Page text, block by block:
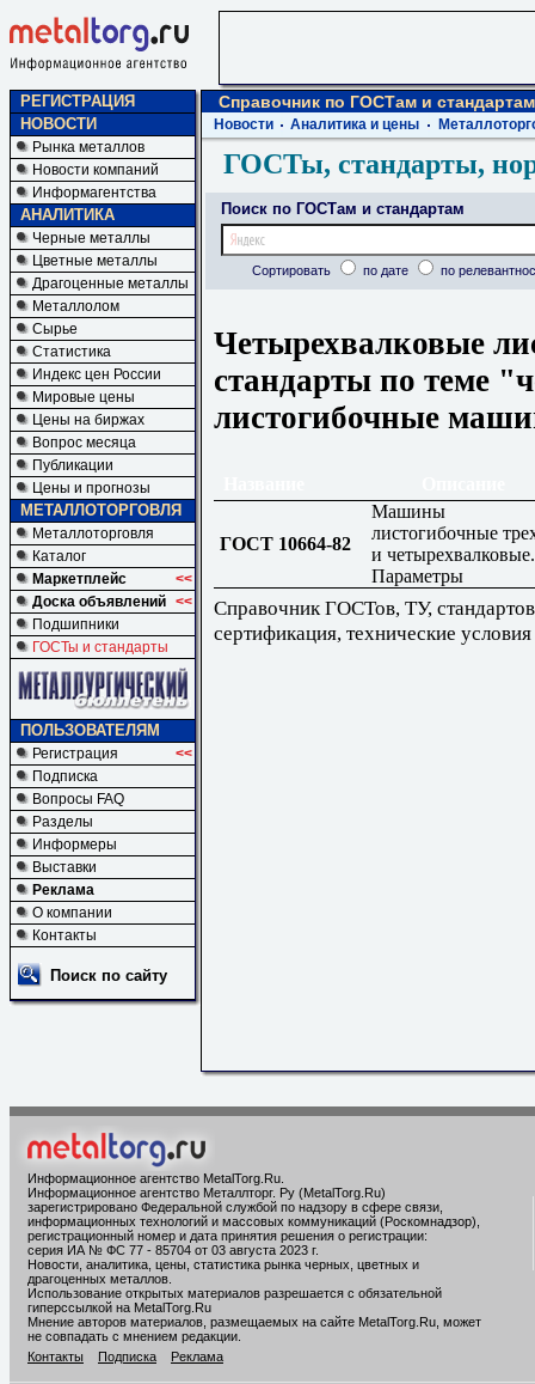
РЕГИСТРАЦИЯ
НОВОСТИ
Рынка металлов
Новости компаний
Информагентства
АНАЛИТИКА
Черные металлы
Цветные металлы
Драгоценные металлы
Металлолом
Сырье
Статистика
Индекс цен России
Мировые цены
Цены на биржах
Вопрос месяца
Публикации
Цены и прогнозы
МЕТАЛЛОТОРГОВЛЯ
Металлоторговля
Каталог
Маркетплейс
<<
Доска объявлений <<
Подшипники
ГОСТы и стандарты
ПОЛЬЗОВАТЕЛЯМ
Регистрация
<<
Подписка
Вопросы FAQ
Разделы
Информеры
Выставки
Реклама
О компании
Контакты
Поиск по сайту
Справочник по ГОСТам и стандартам
Новости Аналитика и цены
ГОСТы, стандарты,
Поиск по ГОСТам и стандартам
Сортировать по дате по
Четырехвалковые
стандарты по теме
листогибочные
ГОСТ 10664-82
Машины
листогибочные
и четырехвалковые.
Параметры
Справочник ГОСТов, ТУ,
сертификация, технические условия
Информационное агентство MetalTorg.Ru
Информационное агентство Металлторг. Ру (MetalTorg.Ru)
зарегистрировано Федеральной службой по надзору в сфере связи,
информационных технологий и массовых коммуникаций (Роскомнадзор),
регистрационный номер и дата принятия решения о регистрации:
серия ИА № ФС 77 - 85704 от 03 августа 2023 г.
Новости, аналитика, цены, статистика рынка черных, цветных и
драгоценных металлов.
Использование открытых материалов разрешается с обязательной
гиперссылкой на MetalTorg.Ru
Мнение авторов материалов, размещаемых на сайте MetalTorg.Ru, может
не совпадать с мнением редакции.
Контакты
Подписка Реклама